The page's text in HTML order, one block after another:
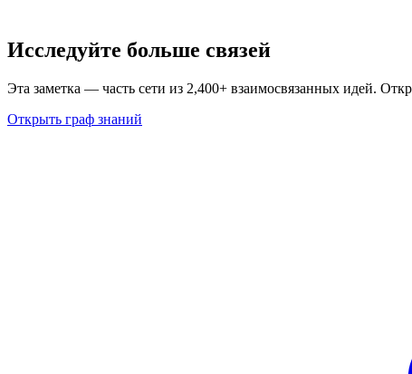
Исследуйте больше связей
Эта заметка — часть сети из 2,400+ взаимосвязанных идей.
Открыть граф знаний